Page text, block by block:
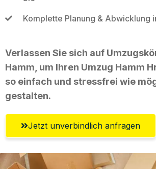
Komplette Planung & Abwicklung
Verlassen Sie sich auf
Hamm, um Ihren Umzug Hamm
so einfach und stressfrei wie
gestalten.
Jetzt unverbindlich anfragen